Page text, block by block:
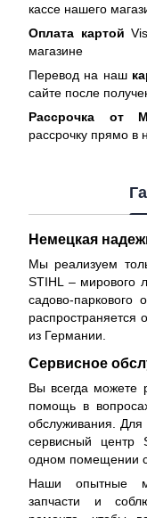
кассе нашего
Оплата картой
магазине
Перевод на наш
сайте после
Рассрочка от
рассрочку прямо в
Немецкая
Мы реализуем
STIHL – мирового
садово-
распространяется
из Германии.
Сервисное
Вы всегда можете
помощь в
обслуживания. Для
сервисный центр
одном помещении
Наши опытные
запчасти и